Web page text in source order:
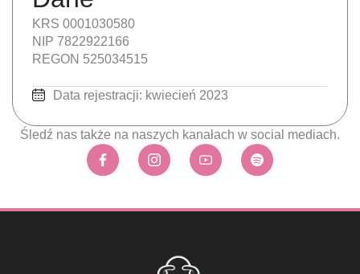
KRS 0001030580
NIP 7822922166
REGON 525034515
Data rejestracji: kwiecień 2023
Śledź nas także na naszych kanałach w social mediach.